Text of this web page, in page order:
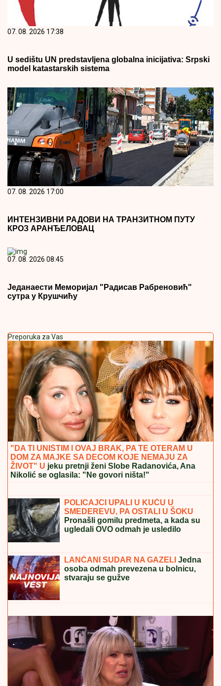
07. 08. 2026 17:38
U sedištu UN predstavljena globalna inicijativa: Srpski
model katastarskih sistema
07. 08. 2026 17:00
ИНТЕНЗИВНИ РАДОВИ НА ТРАНЗИТНОМ ПУТУ
КРОЗ АРАНЂЕЛОВАЦ
07. 08. 2026 08:45
Једанаести Меморијал "Радисав Рабреновић"
сутра у Крушчићу
Preporuka za Vas
"DA TI UNIŠTIM I OVAJ BRAK, PA TE OTERAM U
DOM ZA MAJKE SA DECOM KOJE NEMAJU ZA
ŽIVOT" U jeku pretnji ženi Slobe Radanovića, Ana
Nikolić se oglasila: "Ne govori ništa!"
ZNA SE NA KOGA JE - NA TETKU"
Vanja Gudelj podelila objavu o malom
Ilijanu, Anastasija odmah reagovala
Pronašli gomilu predmeta, a kada su
ugledali OVO odmah je usledilo
hapšenje